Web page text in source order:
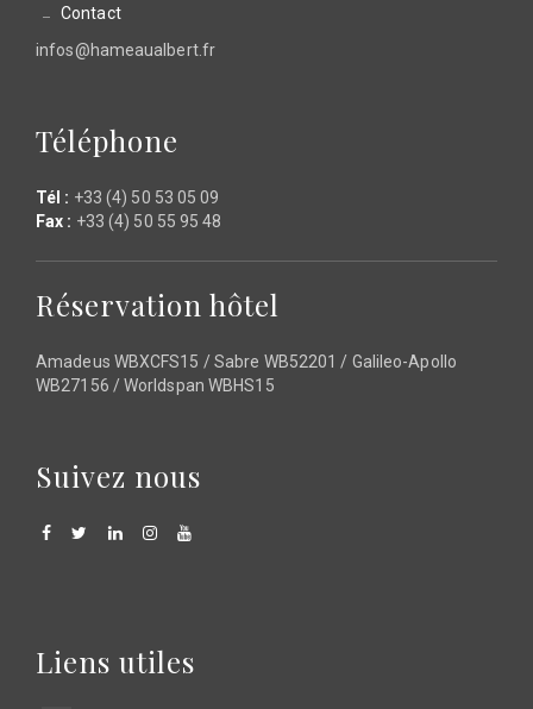
Contact
infos@hameaualbert.fr
Téléphone
Tél : +33 (4) 50 53 05 09
Fax : +33 (4) 50 55 95 48
Réservation hôtel
Amadeus WBXCFS15 / Sabre WB52201 / Galileo-Apollo
WB27156 / Worldspan WBHS15
Suivez nous
Liens utiles